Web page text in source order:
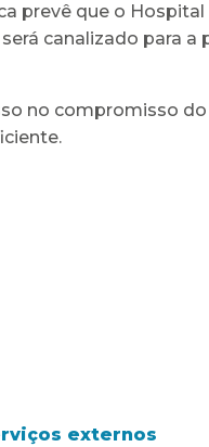
prevê que o Hospital
canalizado para
no compromisso
externos